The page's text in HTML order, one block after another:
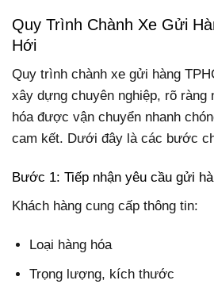
Quy Trình Chành Xe Gửi
Hới
Quy trình chành xe gửi hàng
xây dựng chuyên nghiệp, rõ ràng
hóa được vận chuyển nhanh
cam kết. Dưới đây là các bước
Bước 1: Tiếp nhận yêu cầu gửi
Khách hàng cung cấp thông tin:
Loại hàng hóa
Trọng lượng, kích thước